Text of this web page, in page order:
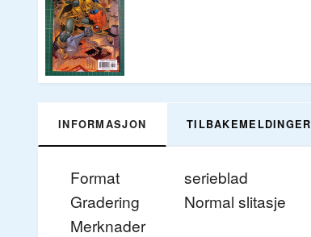
INFORMASJON TILBAKEMELDINGER
Format
serieblad
Gradering
Normal slitasje
Merknader